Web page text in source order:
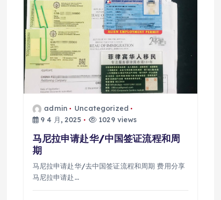
admin
Uncategorized
9 4 月, 2025
1029 views
马尼拉申请赴华/中国签证流程和周
期
马尼拉申请赴华/去中国签证流程和周期 费用分享
马尼拉申请赴…